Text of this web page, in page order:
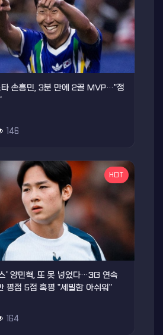
손흥민, 3분 만에 2골 MVP…"정
146
HOT
' 양민혁, 또 못 넣었다…3G 연속
평점 5점 혹평 "세밀함 아쉬워"
164